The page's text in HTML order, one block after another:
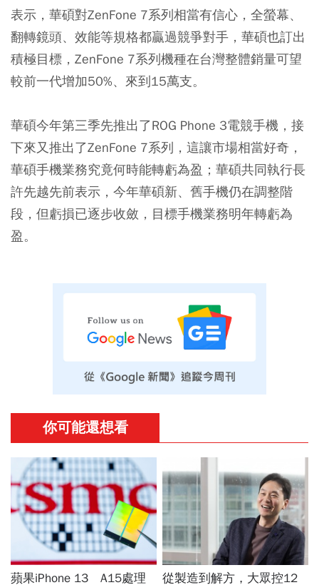
表示，華碩對ZenFone 7系列相當有信心，全螢幕、
翻轉鏡頭、效能等規格都贏過競爭對手，華碩也訂出
積極目標，ZenFone 7系列機種在台灣整體銷量可望
較前一代增加50%、來到15萬支。
華碩今年第三季先推出了ROG Phone 3電競手機，接
下來又推出了ZenFone 7系列，這讓市場相當好奇，
華碩手機業務究竟何時能轉虧為盈；華碩共同執行長
許先越先前表示，今年華碩新、舊手機仍在調整階
段，但虧損已逐步收斂，目標手機業務明年轉虧為
盈。